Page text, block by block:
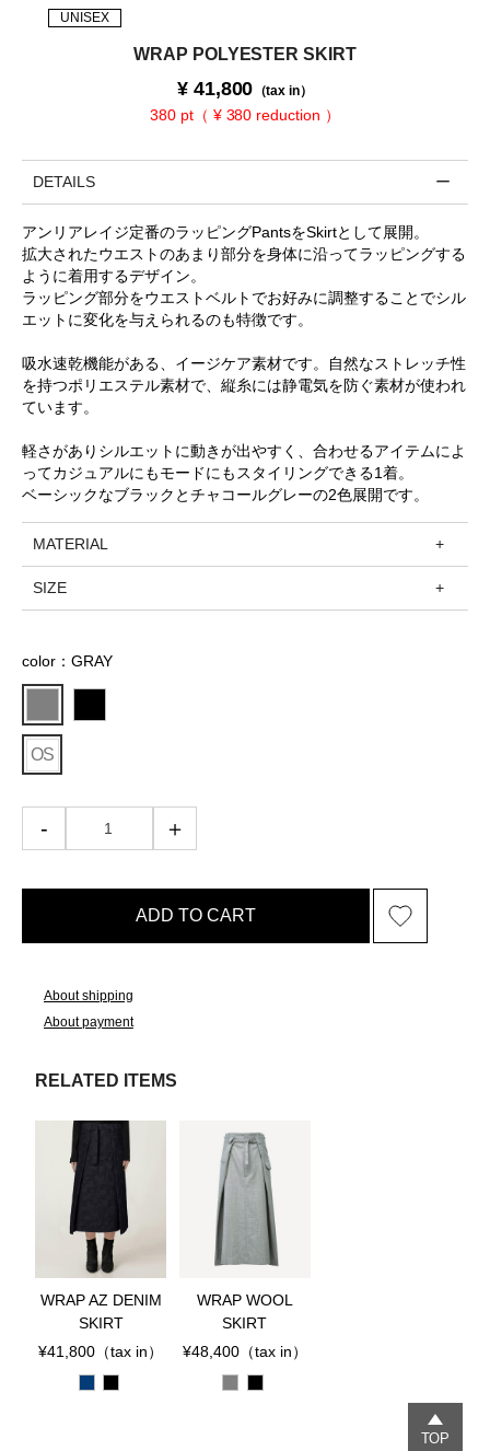
UNISEX
WRAP POLYESTER SKIRT
¥ 41,800 （tax in）
380 pt（ ¥ 380 reduction ）
DETAILS
アンリアレイジ定番のラッピングPantsをSkirtとして展開。
拡大されたウエストのあまり部分を身体に沿ってラッピングする
ように着用するデザイン。
ラッピング部分をウエストベルトでお好みに調整することでシル
エットに変化を与えられるのも特徴です。
吸水速乾機能がある、イージケア素材です。自然なストレッチ性
を持つポリエステル素材で、縦糸には静電気を防ぐ素材が使われ
ています。
軽さがありシルエットに動きが出やすく、合わせるアイテムによ
ってカジュアルにもモードにもスタイリングできる1着。
ベーシックなブラックとチャコールグレーの2色展開です。
MATERIAL
SIZE
color：GRAY
OS
ADD TO CART
About shipping
About payment
RELATED ITEMS
WRAP AZ DENIM
SKIRT
¥41,800 （tax in）
WRAP WOOL
SKIRT
¥48,400（tax in）
TOP